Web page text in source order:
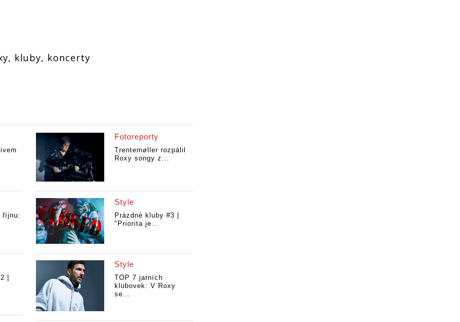
kluby, koncerty
Fotoreporty
Trentemøller rozpálil
Roxy songy z...
říjnu:
Style
Prázdné kluby #3 |
"Priorita je...
|
Style
TOP 7 jarních
klubovek: V Roxy
se...